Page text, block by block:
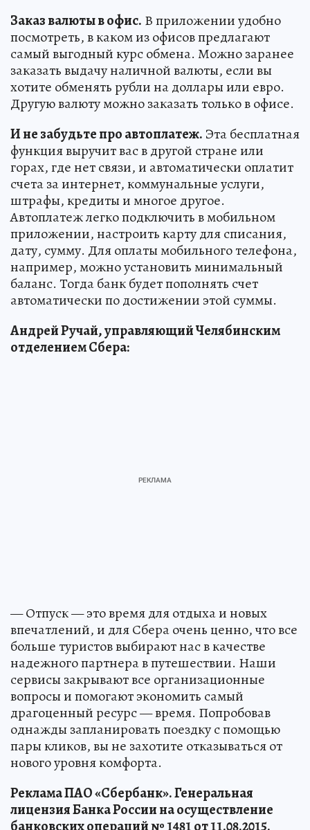
Заказ валюты в офис. В приложении удобно
посмотреть, в каком из офисов предлагают
самый выгодный курс обмена. Можно заранее
заказать выдачу наличной валюты, если вы
хотите обменять рубли на доллары или евро.
Другую валюту можно заказать только в офисе.
И не забудьте про автоплатеж. Эта бесплатная
функция выручит вас в другой стране или
горах, где нет связи, и автоматически оплатит
счета за интернет, коммунальные услуги,
штрафы, кредиты и многое другое.
Автоплатеж легко подключить в мобильном
приложении, настроить карту для списания,
дату, сумму. Для оплаты мобильного телефона,
например, можно установить минимальный
баланс. Тогда банк будет пополнять счет
автоматически по достижении этой суммы.
Андрей Ручай, управляющий Челябинским
отделением Сбера:
— Отпуск — это время для отдыха и новых
впечатлений, и для Сбера очень ценно, что все
больше туристов выбирают нас в качестве
надежного партнера в путешествии. Наши
сервисы закрывают все организационные
вопросы и помогают экономить самый
драгоценный ресурс — время. Попробовав
однажды запланировать поездку с помощью
пары кликов, вы не захотите отказываться от
нового уровня комфорта.
Реклама ПАО «Сбербанк». Генеральная
лицензия Банка России на осуществление
банковских операций № 1481 от 11.08.2015.